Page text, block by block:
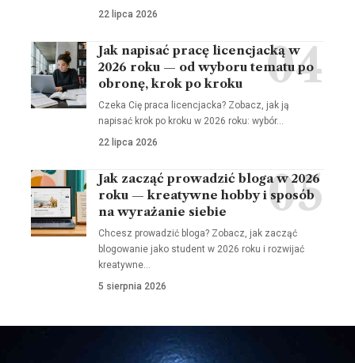
22 lipca 2026
Jak napisać pracę licencjacką w
2026 roku — od wyboru tematu po
obronę, krok po kroku
Czeka Cię praca licencjacka? Zobacz, jak ją
napisać krok po kroku w 2026 roku: wybór…
22 lipca 2026
Jak zacząć prowadzić bloga w 2026
roku — kreatywne hobby i sposób
na wyrażanie siebie
Chcesz prowadzić bloga? Zobacz, jak zacząć
blogowanie jako student w 2026 roku i rozwijać
kreatywne…
5 sierpnia 2026